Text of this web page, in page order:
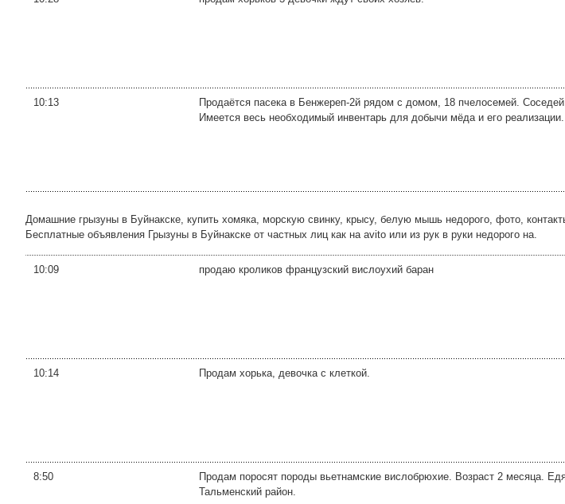
10:13
Продаётся пасека в Бенжереп-2й рядом с домом, 18 пчелосемей.
Имеется весь необходимый инвентарь для добычи мёда и его реализации.
Домашние грызуны в Буйнакске, купить хомяка, морскую свинку, крысу, белую мышь недорого, фото,
Бесплатные объявления Грызуны в Буйнакске от частных лиц как на avito или из рук в руки недорого на.
10:09 продаю кроликов французский вислоухий баран
10:14 Продам хорька, девочка с клеткой.
8:50
Продам поросят породы вьетнамские вислобрюхие. Возраст 2 месяца.
Тальменский район.